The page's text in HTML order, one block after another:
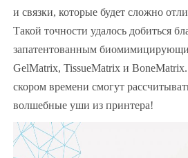
и связки, которые будет сложно
Такой точности удалось добиться
запатентованным
GelMatrix, TissueMatrix и
скором времени смогут
волшебные уши из принтера!